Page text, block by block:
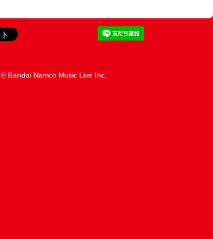
© Bandai Namco Music Live Inc.